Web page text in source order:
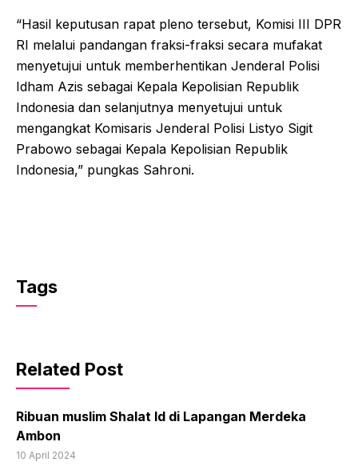
“Hasil keputusan rapat pleno tersebut, Komisi III DPR
RI melalui pandangan fraksi-fraksi secara mufakat
menyetujui untuk memberhentikan Jenderal Polisi
Idham Azis sebagai Kepala Kepolisian Republik
Indonesia dan selanjutnya menyetujui untuk
mengangkat Komisaris Jenderal Polisi Listyo Sigit
Prabowo sebagai Kepala Kepolisian Republik
Indonesia,” pungkas Sahroni.
Tags
Related Post
Ribuan muslim Shalat Id di Lapangan Merdeka
Ambon
10 April 2024